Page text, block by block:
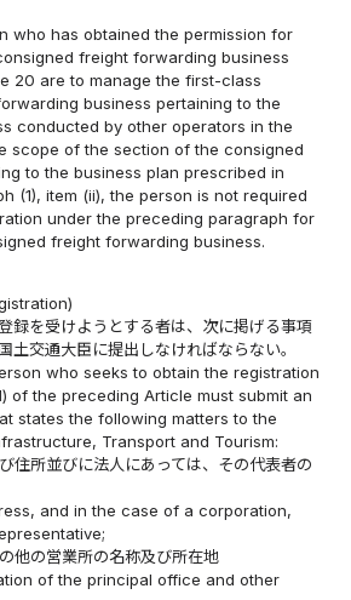
who has obtained the permission for
freight forwarding business
20 are to manage the first-class
business pertaining to the
conducted by other operators in the
scope of the section of the consigned
to the business plan prescribed in
(1), item (ii), the person is not required
under the preceding paragraph for
freight forwarding business.
録を受けようとする者は、次に掲げる事項
土交通大臣に提出しなければならない。
who seeks to obtain the registration
of the preceding Article must submit an
states the following matters to the
Transport and Tourism:
住所並びに法人にあっては、その代表者の
and in the case of a corporation,
他の営業所の名称及び所在地
of the principal office and other